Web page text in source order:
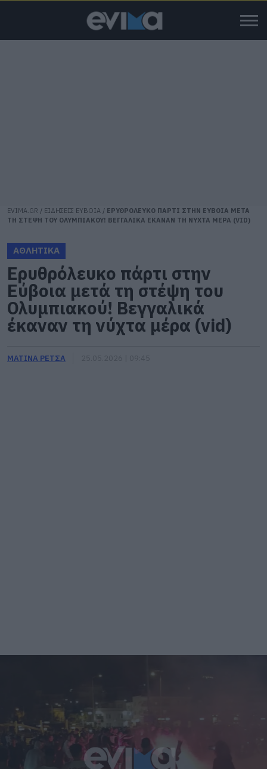
EVIMA.GR / ΕΙΔΗΣΕΙΣ ΕΥΒΟΙΑ / ΕΡΥΘΡΟΛΕΥΚΟ ΠΑΡΤΙ ΣΤΗΝ ΕΥΒΟΙΑ ΜΕΤΑ
ΤΗ ΣΤΕΨΗ ΤΟΥ ΟΛΥΜΠΙΑΚΟΥ! ΒΕΓΓΑΛΙΚΑ ΕΚΑΝΑΝ ΤΗ ΝΥΧΤΑ ΜΕΡΑ (VID)
ΑΘΛΗΤΙΚΑ
Ερυθρόλευκο πάρτι στην
Εύβοια μετά τη στέψη του
Ολυμπιακού! Βεγγαλικά
έκαναν τη νύχτα μέρα (vid)
ΜΑΤΙΝΑ ΡΕΤΣΑ